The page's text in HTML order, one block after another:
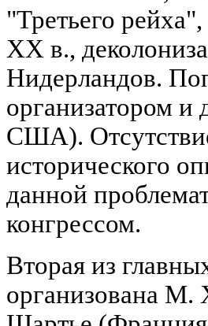
"Третьего
XX в.,
Нидерландов.
организатором и
США).
исторического
данной
конгрессом.
Вторая из
организована М.